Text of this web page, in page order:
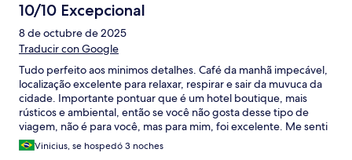
10/10 Excepcional
8 de octubre de 2025
Traducir con Google
Tudo perfeito aos minimos detalhes. Café da manhã impecável,
localização excelente para relaxar, respirar e sair da muvuca da
cidade. Importante pontuar que é um hotel boutique, mais
rústicos e ambiental, então se você não gosta desse tipo de
viagem, não é para você, mas para mim, foi excelente. Me senti
bem confortável. Detalhe importante que, por ficar perto da
rodovia, no fim de semana fica com barulho de algumas motos
Vinicius, se hospedó 3 noches